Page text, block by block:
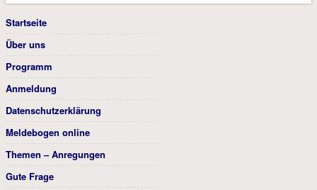
Startseite
Über uns
Programm
Anmeldung
Datenschutzerklärung
Meldebogen online
Themen – Anregungen
Gute Frage